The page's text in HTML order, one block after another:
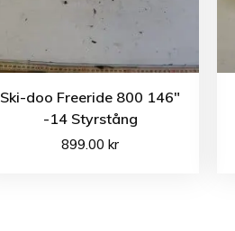
Ski-doo Freeride 800 146″
-14 Styrstång
899.00kr